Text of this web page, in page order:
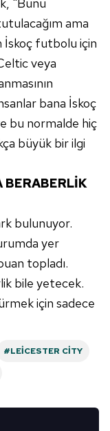
ama
İskoç futbolu için
veya
bana İskoç
bu normalde hiç
büyük bir ilgi
BERABERLİK
bulunuyor.
yer
topladı.
bile yetecek.
için sadece
#LEICESTER CITY